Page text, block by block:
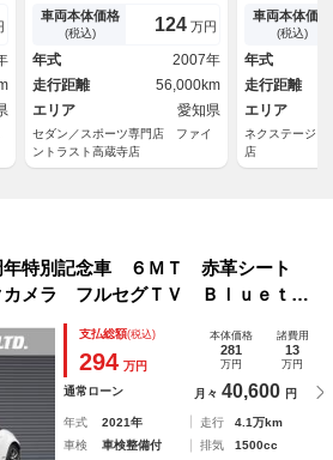
Ｃ ＨＩＤヘッドライト フル
セグＴＶ ＵＳＢポート Ｂｌ
ｕｅｔｏｏｔｈ対応 シートヒ
ーター スマートキー 純正１
７インチアルミホイール
車両本体価格
(税込) 124 万円
年式
2007年
走行距離
56,000km
エリア
愛知県
セダン／スポーツ専門店 ファイ
ントラスト高蔵寺店
トリックＬ
チアルミホ
アクティブセ
ルディティ
キー
車両本体価格
(税込)
年式
走行距離
エリア
ネクステージ
店
年特別記念車 ６ＭＴ 赤革シート
メラ フルセグＴＶ Ｂｌｕｅｔｏ
Ｂ接続 ＢＯＳＥサウンド ブライ
ルーズコントロール コーナーセン
支払総額(税込)
294 万円
本体価格
281
万円
諸費用
13
万円
通常ローン 月々 40,600 円
年式 2021年 走行
4.1万km
車検
車検整備付 排気
1500cc